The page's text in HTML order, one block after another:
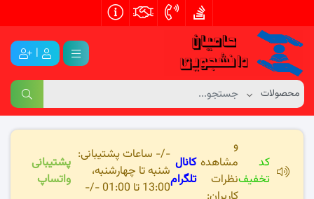
|
کد
تخفیف
و
مشاهده
نظرات
کانال
تلگرام
-/- ساعات پشتیبانی:
شنبه تا چهارشنبه،
13:00 تا 01:00 -/-
پشتیبانی
واتساپ